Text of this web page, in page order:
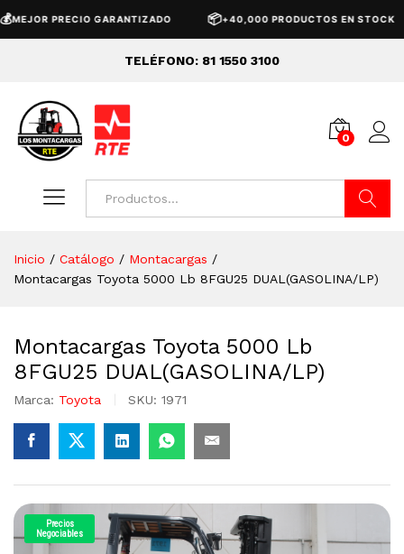
PRECIO GARANTIZADO 📦 +40,000 PRODUCTOS EN STOCK 🚚
TELÉFONO: 81 1550 3100
0
Inicio / Catálogo / Montacargas /
Montacargas Toyota 5000 Lb 8FGU25 DUAL(GASOLINA/LP)
Montacargas Toyota 5000 Lb
8FGU25 DUAL(GASOLINA/LP)
Marca: Toyota SKU: 1971
Precios
Negociables